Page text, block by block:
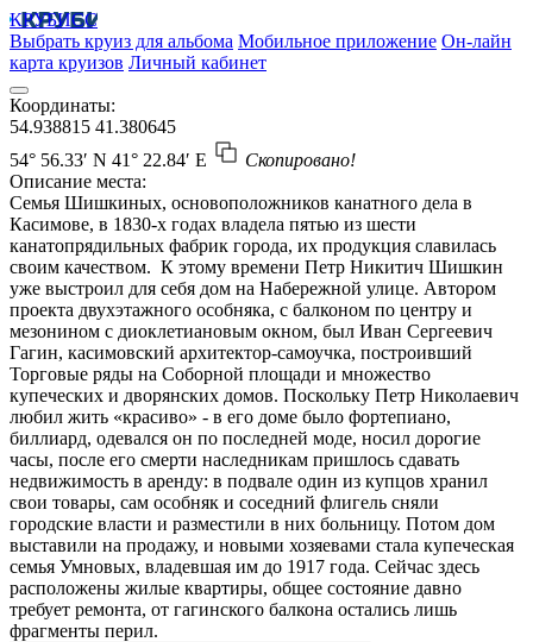
КРУБИСС
Выбрать круиз для альбома Мобильное приложение Он-лайн
карта круизов Личный кабинет
Координаты:
54.938815 41.380645
54° 56.33′ N 41° 22.84′ E
Скопировано!
Описание места:
Семья Шишкиных, основоположников канатного дела в
Касимове, в 1830-х годах владела пятью из шести
канатопрядильных фабрик города, их продукция славилась
своим качеством. К этому времени Петр Никитич Шишкин
уже выстроил для себя дом на Набережной улице. Автором
проекта двухэтажного особняка, с балконом по центру и
мезонином с диоклетиановым окном, был Иван Сергеевич
Гагин, касимовский архитектор-самоучка, построивший
Торговые ряды на Соборной площади и множество
купеческих и дворянских домов. Поскольку Петр Николаевич
любил жить «красиво» - в его доме было фортепиано,
биллиард, одевался он по последней моде, носил дорогие
часы, после его смерти наследникам пришлось сдавать
недвижимость в аренду: в подвале один из купцов хранил
свои товары, сам особняк и соседний флигель сняли
городские власти и разместили в них больницу. Потом дом
выставили на продажу, и новыми хозяевами стала купеческая
семья Умновых, владевшая им до 1917 года. Сейчас здесь
расположены жилые квартиры, общее состояние давно
требует ремонта, от гагинского балкона остались лишь
фрагменты перил.